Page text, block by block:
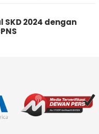
SKD 2024 dengan